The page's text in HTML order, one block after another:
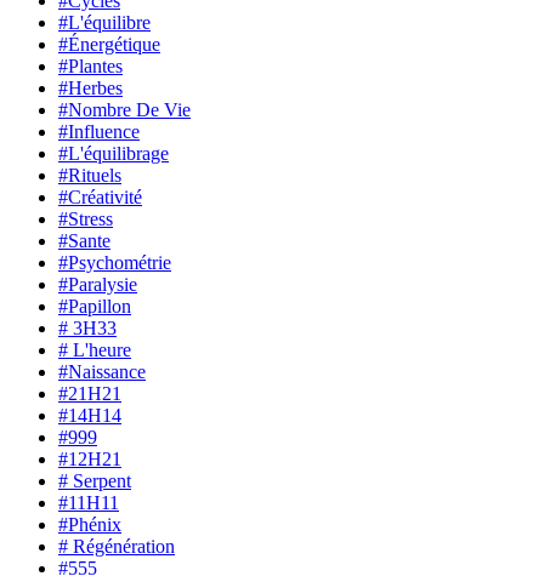
#L'équilibre
#Énergétique
#Plantes
#Herbes
#Nombre De Vie
#Influence
#L'équilibrage
#Rituels
#Créativité
#Stress
#Sante
#Psychométrie
#Paralysie
#Papillon
# 3H33
# L'heure
#Naissance
#21H21
#14H14
#999
#12H21
# Serpent
#11H11
#Phénix
# Régénération
#555